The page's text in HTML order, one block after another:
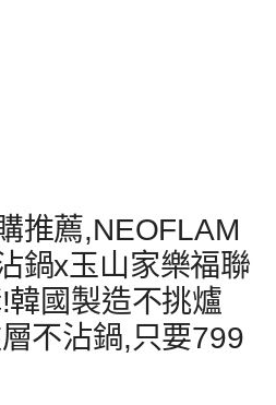
推薦,NEOFLAM
鍋x玉山家樂福聯
國製造不挑爐
不沾鍋,只要799